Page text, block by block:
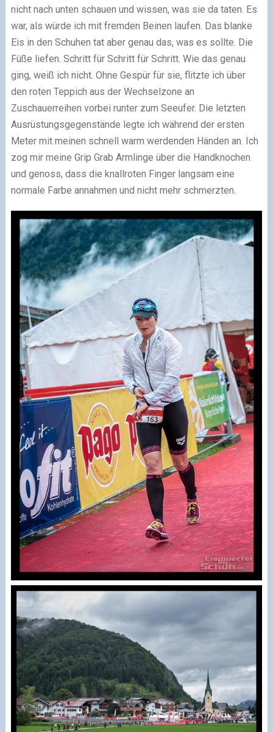
nicht nach unten schauen und wissen, was sie da taten. Es
war, als würde ich mit fremden Beinen laufen. Das blanke
Eis in den Schuhen tat aber genau das, was es sollte. Die
Füße liefen. Schritt für Schritt für Schritt. Wie das genau
ging, weiß ich nicht. Ohne Gespür für sie, flitzte ich über
den roten Teppich aus der Wechselzone an
Zuschauerreihen vorbei runter zum Seeufer. Die letzten
Ausrüstungsgegenstände legte ich während der ersten
Meter mit meinen schnell warm werdenden Händen an. Ich
zog mir meine Grip Grab Armlinge über die Handknochen
und genoss, dass die knallroten Finger langsam eine
normale Farbe annahmen und nicht mehr schmerzten.